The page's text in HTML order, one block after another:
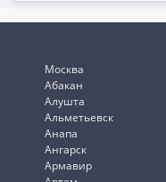
Москва
Абакан
Алушта
Альметьевск
Анапа
Ангарск
Армавир